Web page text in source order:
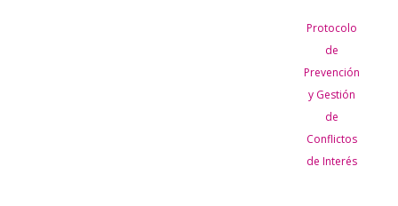
Protocolo
de
Prevención
y Gestión
de
Conflictos
de Interés